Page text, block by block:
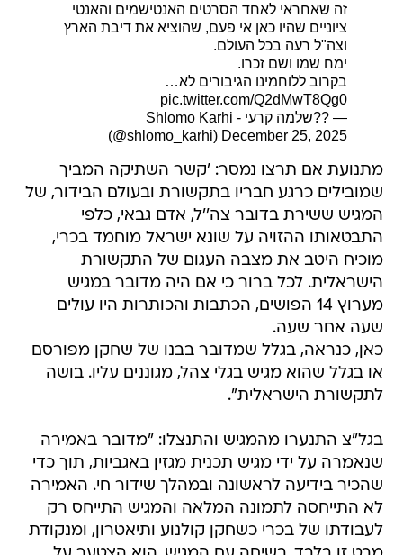
זה שאחראי לאחד הסרטים האנטישמים והאנטי
ציוניים שהיו כאן אי פעם, שהוציא את דיבת הארץ
וצה"ל רעה בכל העולם.
ימח שמו ושם זכרו.
בקרוב ללוחמינו הגיבורים לא…
pic.twitter.com/Q2dMwT8Qg0
— ??שלמה קרעי - Shlomo Karhi
(@shlomo_karhi) December 25, 2025
מתנועת אם תרצו נמסר: 'קשר השתיקה המביך
שמובילים כרגע חבריו בתקשורת ובעולם הבידור, של
המגיש ששירת בדובר צה''ל, אדם גבאי, כלפי
התבטאותו ההזויה על שונא ישראל מוחמד בכרי,
מוכיח היטב את מצבה העגום של התקשורת
הישראלית. לכל ברור כי אם היה מדובר במגיש
מערוץ 14 הפושים, הכתבות והכותרות היו עולים
שעה אחר שעה.
כאן, כנראה, בגלל שמדובר בבנו של שחקן מפורסם
או בגלל שהוא מגיש בגלי צהל, מגוננים עליו. בושה
לתקשורת הישראלית".
בגל"צ התנערו מהמגיש והתנצלו: "מדובר באמירה
שנאמרה על ידי מגיש תכנית מגזין באגביות, תוך כדי
שהכיר בידיעה לראשונה ובמהלך שידור חי. האמירה
לא התייחסה לתמונה המלאה והמגיש התייחס רק
לעבודתו של בכרי כשחקן קולנוע ותיאטרון, ומנקודת